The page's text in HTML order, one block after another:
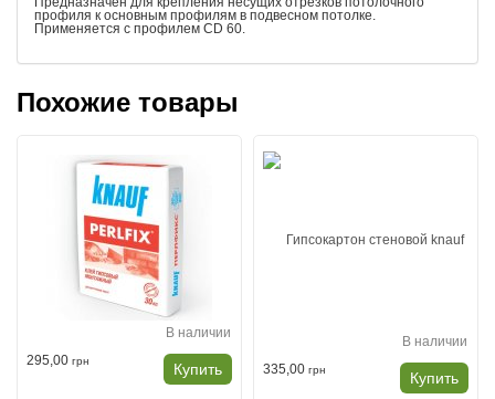
профиля к основным профилям в подвесном потолке.
Применяется с профилем CD 60.
Похожие товары
В наличии
295,00 грн Купить
В наличии
335,00 грн Купить